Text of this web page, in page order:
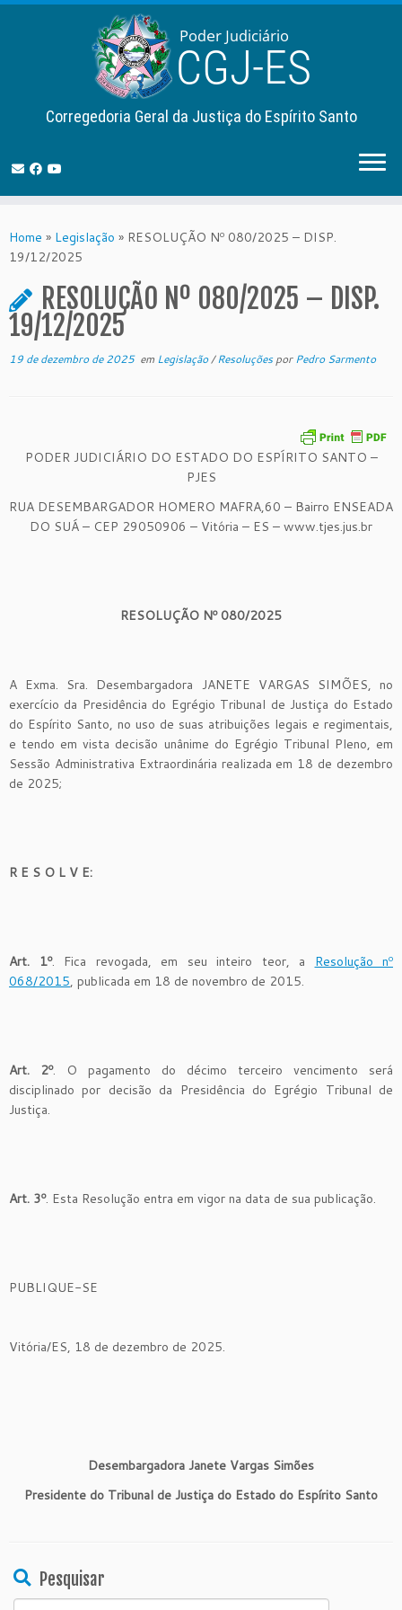
to
content
Corregedoria Geral da Justiça do Espírito Santo
Home » Legislação » RESOLUÇÃO Nº 080/2025 – DISP.
19/12/2025
RESOLUÇÃO Nº 080/2025 – DISP.
19/12/2025
19 de dezembro de 2025em Legislação/ResoluçõesporPedro Sarmento
PODER JUDICIÁRIO DO ESTADO DO ESPÍRITO SANTO –
PJES
RUA DESEMBARGADOR HOMERO MAFRA,60 – Bairro ENSEADA
DO SUÁ – CEP 29050906 – Vitória – ES – www.tjes.jus.br
RESOLUÇÃO Nº 080/2025
A Exma. Sra. Desembargadora JANETE VARGAS SIMÕES, no
exercício da Presidência do Egrégio Tribunal de Justiça do Estado
do Espírito Santo, no uso de suas atribuições legais e regimentais,
e tendo em vista decisão unânime do Egrégio Tribunal Pleno, em
Sessão Administrativa Extraordinária realizada em 18 de dezembro
de 2025;
R E S O L V E:
Art. 1º. Fica revogada, em seu inteiro teor, a Resolução nº
068/2015, publicada em 18 de novembro de 2015.
Art. 2º. O pagamento do décimo terceiro vencimento será
disciplinado por decisão da Presidência do Egrégio Tribunal de
Justiça.
Art. 3º. Esta Resolução entra em vigor na data de sua publicação.
PUBLIQUE-SE
Vitória/ES, 18 de dezembro de 2025.
Desembargadora Janete Vargas Simões
Presidente do Tribunal de Justiça do Estado do Espírito Santo
Pesquisar